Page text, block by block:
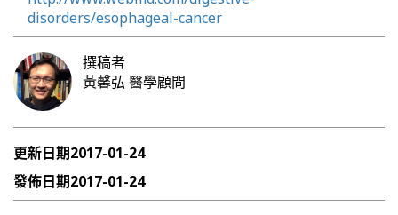
disorders/esophageal-cancer
撰稿者
黃馨弘 醫學顧問
更新日期2017-01-24
發佈日期2017-01-24